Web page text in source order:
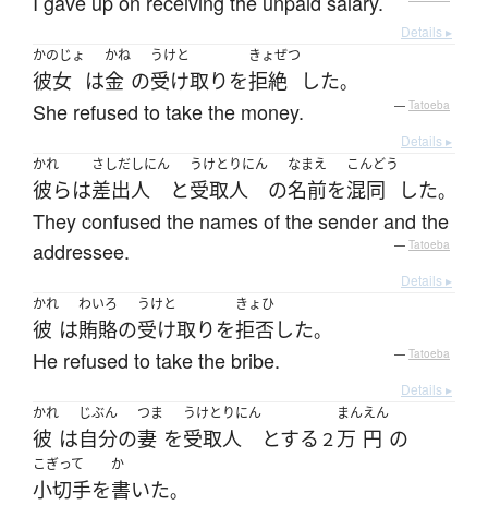
Details ▸
かのじょ
彼女 は
かね
金 の
うけと
受け取り を
きょぜつ
拒絶 した。
She refused to take the money. — Tatoeba
Details ▸
かれ
彼らは
さしだしにん
差出人 と
うけとりにん
受取人 の
なまえ
名前を
こんどう
混同 した。
They confused the names of the sender and the
addressee.
— Tatoeba
Details ▸
かれ
彼 は
わいろ
賄賂の
うけと
受け取り を
きょひ
拒否 した。
He refused to take the bribe. — Tatoeba
Details ▸
かれ
彼 は
じぶん
自分の
つま
妻 を
うけとりにん
受取人 とする ２
まん
万
えん
円 の
こぎって
小切手を
か
書いた。